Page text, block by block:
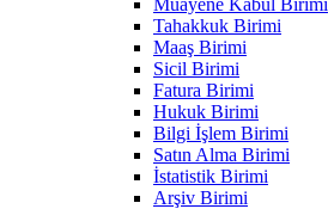
Tahakkuk Birimi
Maaş Birimi
Sicil Birimi
Fatura Birimi
Hukuk Birimi
Bilgi İşlem Birimi
Satın Alma Birimi
İstatistik Birimi
Arşiv Birimi